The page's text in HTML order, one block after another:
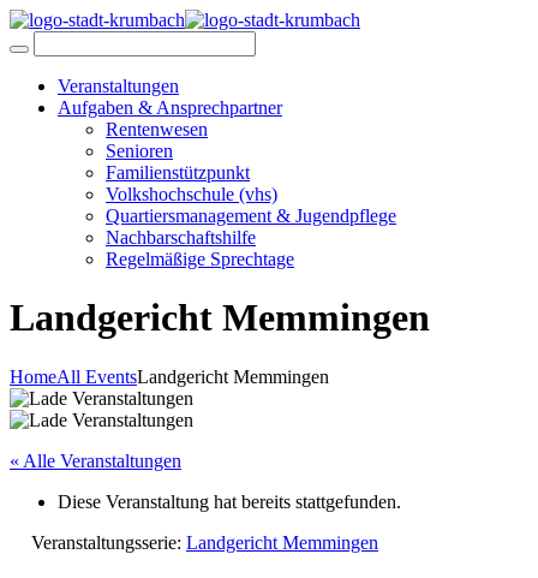
Veranstaltungen
Aufgaben & Ansprechpartner
Rentenwesen
Senioren
Familienstützpunkt
Volkshochschule (vhs)
Quartiersmanagement & Jugendpflege
Nachbarschaftshilfe
Regelmäßige Sprechtage
Landgericht Memmingen
HomeAll EventsLandgericht Memmingen
« Alle Veranstaltungen
Diese Veranstaltung hat bereits stattgefunden.
Veranstaltungsserie: Landgericht Memmingen